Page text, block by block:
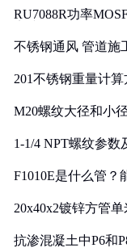
RU7088R功率
不锈钢通风 管道施
201不锈钢重量计
M20螺纹大径和小
1-1/4 NPT螺纹参数
F1010E是什么管？
20x40x2镀锌方管
抗渗混凝土中P6和